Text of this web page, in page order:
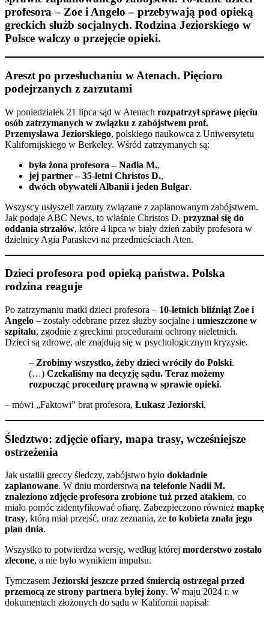
profesora – Zoe i Angelo – przebywają pod opieką
greckich służb socjalnych. Rodzina Jeziorskiego w
Polsce walczy o przejęcie opieki.
Areszt po przesłuchaniu w Atenach. Pięcioro
podejrzanych z zarzutami
W poniedziałek 21 lipca sąd w Atenach rozpatrzył sprawę pięciu
osób zatrzymanych w związku z zabójstwem prof.
Przemysława Jeziorskiego, polskiego naukowca z Uniwersytetu
Kalifornijskiego w Berkeley. Wśród zatrzymanych są:
była żona profesora – Nadia M.,
jej partner – 35-letni Christos D.,
dwóch obywateli Albanii i jeden Bułgar.
Wszyscy usłyszeli zarzuty związane z zaplanowanym zabójstwem.
Jak podaje ABC News, to właśnie Christos D. przyznał się do
oddania strzałów, które 4 lipca w biały dzień zabiły profesora w
dzielnicy Agia Paraskevi na przedmieściach Aten.
Dzieci profesora pod opieką państwa. Polska
rodzina reaguje
Po zatrzymaniu matki dzieci profesora – 10-letnich bliźniąt Zoe i
Angelo – zostały odebrane przez służby socjalne i umieszczone w
szpitalu, zgodnie z greckimi procedurami ochrony nieletnich.
Dzieci są zdrowe, ale znajdują się w psychologicznym kryzysie.
– Zrobimy wszystko, żeby dzieci wróciły do Polski.
(…) Czekaliśmy na decyzję sądu. Teraz możemy
rozpocząć procedurę prawną w sprawie opieki.
– mówi „Faktowi” brat profesora, Łukasz Jeziorski.
Śledztwo: zdjęcie ofiary, mapa trasy, wcześniejsze
ostrzeżenia
Jak ustalili greccy śledczy, zabójstwo było dokładnie
zaplanowane. W dniu morderstwa na telefonie Nadii M.
znaleziono zdjęcie profesora zrobione tuż przed atakiem, co
miało pomóc zidentyfikować ofiarę. Zabezpieczono również mapkę
trasy, którą miał przejść, oraz zeznania, że to kobieta znała jego
plan dnia.
Wszystko to potwierdza wersję, według której morderstwo zostało
zlecone, a nie było wynikiem impulsu.
Tymczasem Jeziorski jeszcze przed śmiercią ostrzegał przed
przemocą ze strony partnera byłej żony. W maju 2024 r. w
dokumentach złożonych do sądu w Kalifornii napisał: